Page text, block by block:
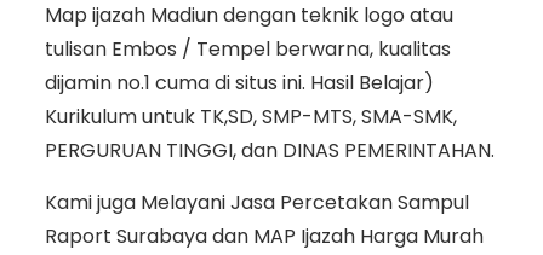
Map ijazah Madiun dengan teknik logo atau
tulisan Embos / Tempel berwarna, kualitas
dijamin no.1 cuma di situs ini. Hasil Belajar)
Kurikulum untuk TK,SD, SMP-MTS, SMA-SMK,
PERGURUAN TINGGI, dan DINAS PEMERINTAHAN.
Kami juga Melayani Jasa Percetakan Sampul
Raport Surabaya dan MAP Ijazah Harga Murah